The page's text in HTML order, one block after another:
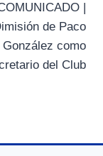
i
r
e
n
p
i
r
e
n
m |
de Paco
González como
del Club